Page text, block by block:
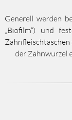
Generell werden
„Biofilm“) und
der Zahnwurzel